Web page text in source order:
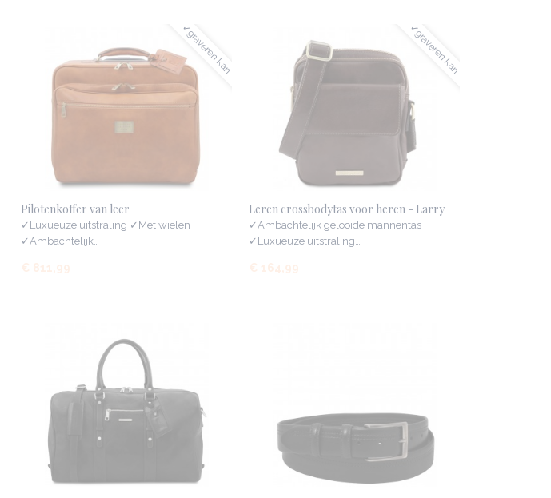
✓graveren kan
Pilotenkoffer van leer
✓Luxueuze uitstraling ✓Met wielen
✓Ambachtelijk…
€ 811,99
✓graveren kan
Leren crossbodytas voor heren - Larry
✓Ambachtelijk gelooide mannentas
✓Luxueuze uitstraling…
€ 164,99